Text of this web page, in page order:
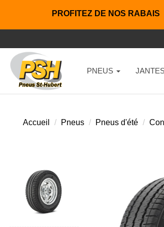
PROFITEZ DE NOS RABAIS
PNEUS
Accueil Pneus Pneus d'été